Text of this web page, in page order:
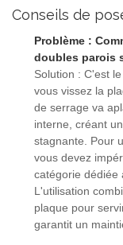
Conseils de
Problème :
doubles parois
Solution : C'est
vous vissez la
de serrage va
interne, créant
stagnante. Pour
vous devez
catégorie dédiée
L'utilisation
plaque pour
garantit un